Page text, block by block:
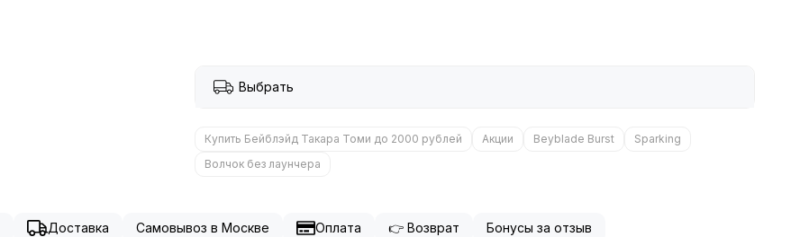
Выбрать
Купить Бейблэйд Такара Томи до 2000 рублей Акции Beyblade Burst
Sparking
Волчок без лаунчера
Доставка Самовывоз в Москве Оплата 👉 Возврат Бонусы за отзыв